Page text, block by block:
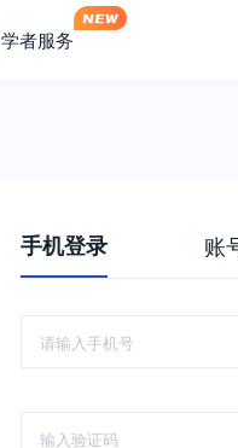
学者服务
手机登录 账